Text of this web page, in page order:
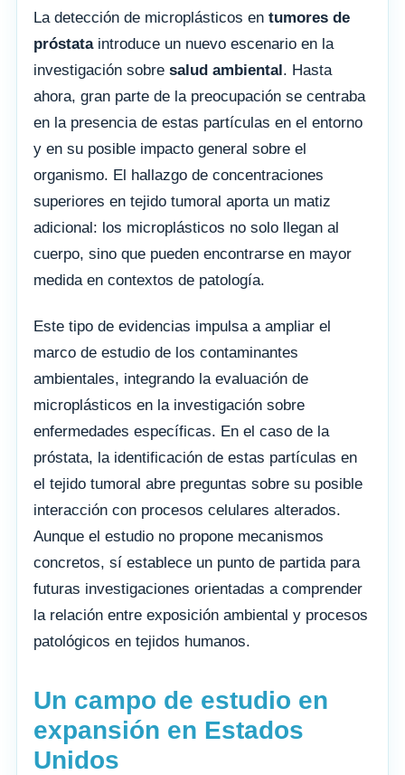
La detección de microplásticos en tumores de
próstataintroduce un nuevo escenario en la
investigación sobre salud ambiental. Hasta
ahora, gran parte de la preocupación se centraba
en la presencia de estas partículas en el entorno
y en su posible impacto general sobre el
organismo. El hallazgo de concentraciones
superiores en tejido tumoral aporta un matiz
adicional: los microplásticos no solo llegan al
cuerpo, sino que pueden encontrarse en mayor
medida en contextos de patología.
Este tipo de evidencias impulsa a ampliar el
marco de estudio de los contaminantes
ambientales, integrando la evaluación de
microplásticos en la investigación sobre
enfermedades específicas. En el caso de la
próstata, la identificación de estas partículas en
el tejido tumoral abre preguntas sobre su posible
interacción con procesos celulares alterados.
Aunque el estudio no propone mecanismos
concretos, sí establece un punto de partida para
futuras investigaciones orientadas a comprender
la relación entre exposición ambiental y procesos
patológicos en tejidos humanos.
Un campo de estudio en
expansión en Estados
Unidos